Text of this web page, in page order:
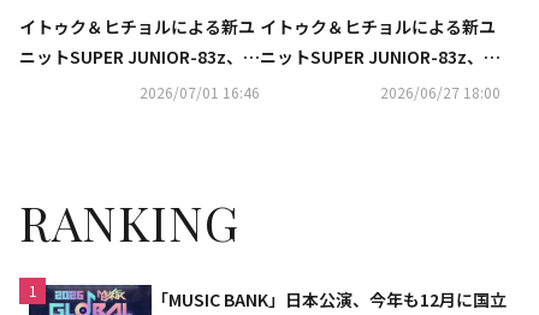
イトゥク＆ヒチョルによる新ユ
ニットSUPER JUNIOR-83z、7
月13日にデビュー決定！
2026/07/01 16:46
イトゥク＆ヒチョルによる新ユ
ニットSUPER JUNIOR-83z、8
月2日の東京公演のライブ・ビ
2026/06/27 18:00
RANKING
1
「MUSIC BANK」日本公演、今年も12月に国立